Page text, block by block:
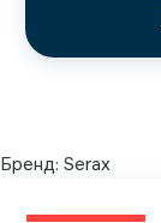
Бренд: Serax